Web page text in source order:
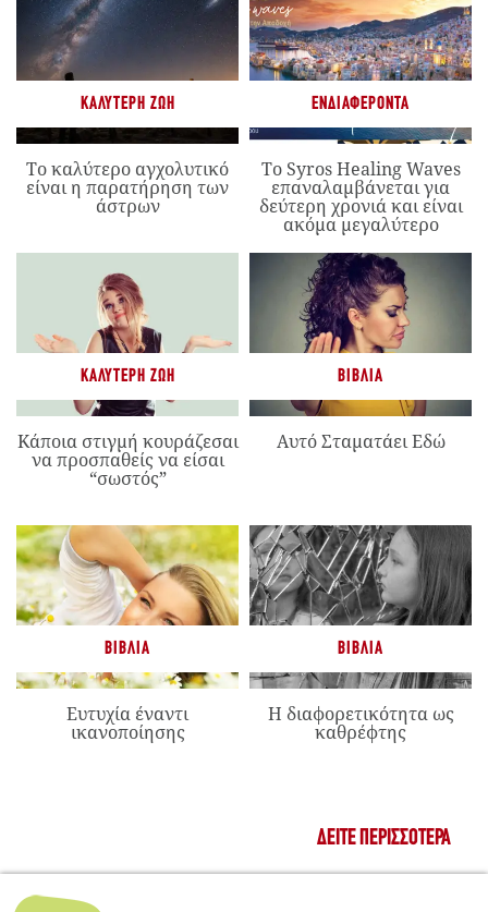
ΚΑΛΎΤΕΡΗ ΖΩΉ
Το καλύτερο αγχολυτικό
είναι η παρατήρηση των
άστρων
ΕΝΔΙΑΦΈΡΟΝΤΑ
Το Syros Healing Waves
επαναλαμβάνεται για
δεύτερη χρονιά και είναι
ακόμα μεγαλύτερο
ΚΑΛΎΤΕΡΗ ΖΩΉ
Κάποια στιγμή κουράζεσαι
να προσπαθείς να είσαι
“σωστός”
ΒΙΒΛΊΑ
Αυτό Σταματάει Εδώ
ΒΙΒΛΊΑ
Ευτυχία έναντι
ικανοποίησης
ΒΙΒΛΊΑ
Η διαφορετικότητα ως
καθρέφτης
ΔΕΊΤΕ ΠΕΡΙΣΣΌΤΕΡΑ